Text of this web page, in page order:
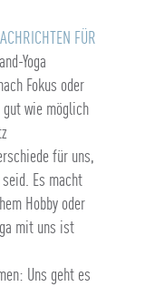
FÜR
Yoga
Fokus oder
gut wie möglich
für uns,
Es macht
Hobby oder
mit uns ist
Uns geht es